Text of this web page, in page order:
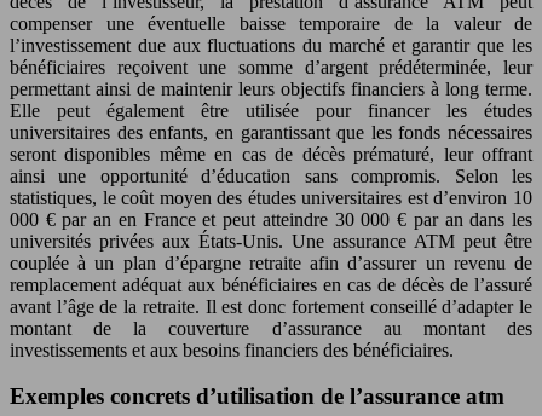
compenser une éventuelle baisse temporaire de la valeur de
l’investissement due aux fluctuations du marché et garantir que les
bénéficiaires reçoivent une somme d’argent prédéterminée, leur
permettant ainsi de maintenir leurs objectifs financiers à long terme.
Elle peut également être utilisée pour financer les études
universitaires des enfants, en garantissant que les fonds nécessaires
seront disponibles même en cas de décès prématuré, leur offrant
ainsi une opportunité d’éducation sans compromis. Selon les
statistiques, le coût moyen des études universitaires est d’environ 10
000 € par an en France et peut atteindre 30 000 € par an dans les
universités privées aux États-Unis. Une assurance ATM peut être
couplée à un plan d’épargne retraite afin d’assurer un revenu de
remplacement adéquat aux bénéficiaires en cas de décès de l’assuré
avant l’âge de la retraite. Il est donc fortement conseillé d’adapter le
montant de la couverture d’assurance au montant des
investissements et aux besoins financiers des bénéficiaires.
Exemples concrets d’utilisation de l’assurance atm